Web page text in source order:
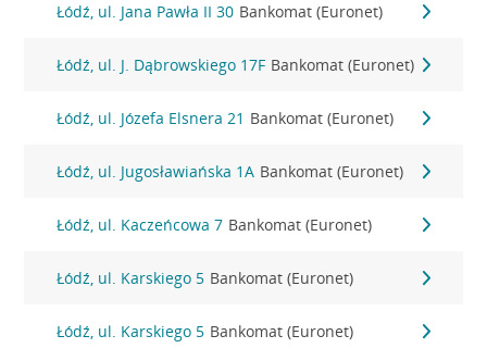
Łódź, ul. Jana Pawła II 30 Bankomat (Euronet)
Łódź, ul. J. Dąbrowskiego 17F Bankomat (Euronet)
Łódź, ul. Józefa Elsnera 21 Bankomat (Euronet)
Łódź, ul. Jugosławiańska 1A Bankomat (Euronet)
Łódź, ul. Kaczeńcowa 7 Bankomat (Euronet)
Łódź, ul. Karskiego 5 Bankomat (Euronet)
Łódź, ul. Karskiego 5 Bankomat (Euronet)